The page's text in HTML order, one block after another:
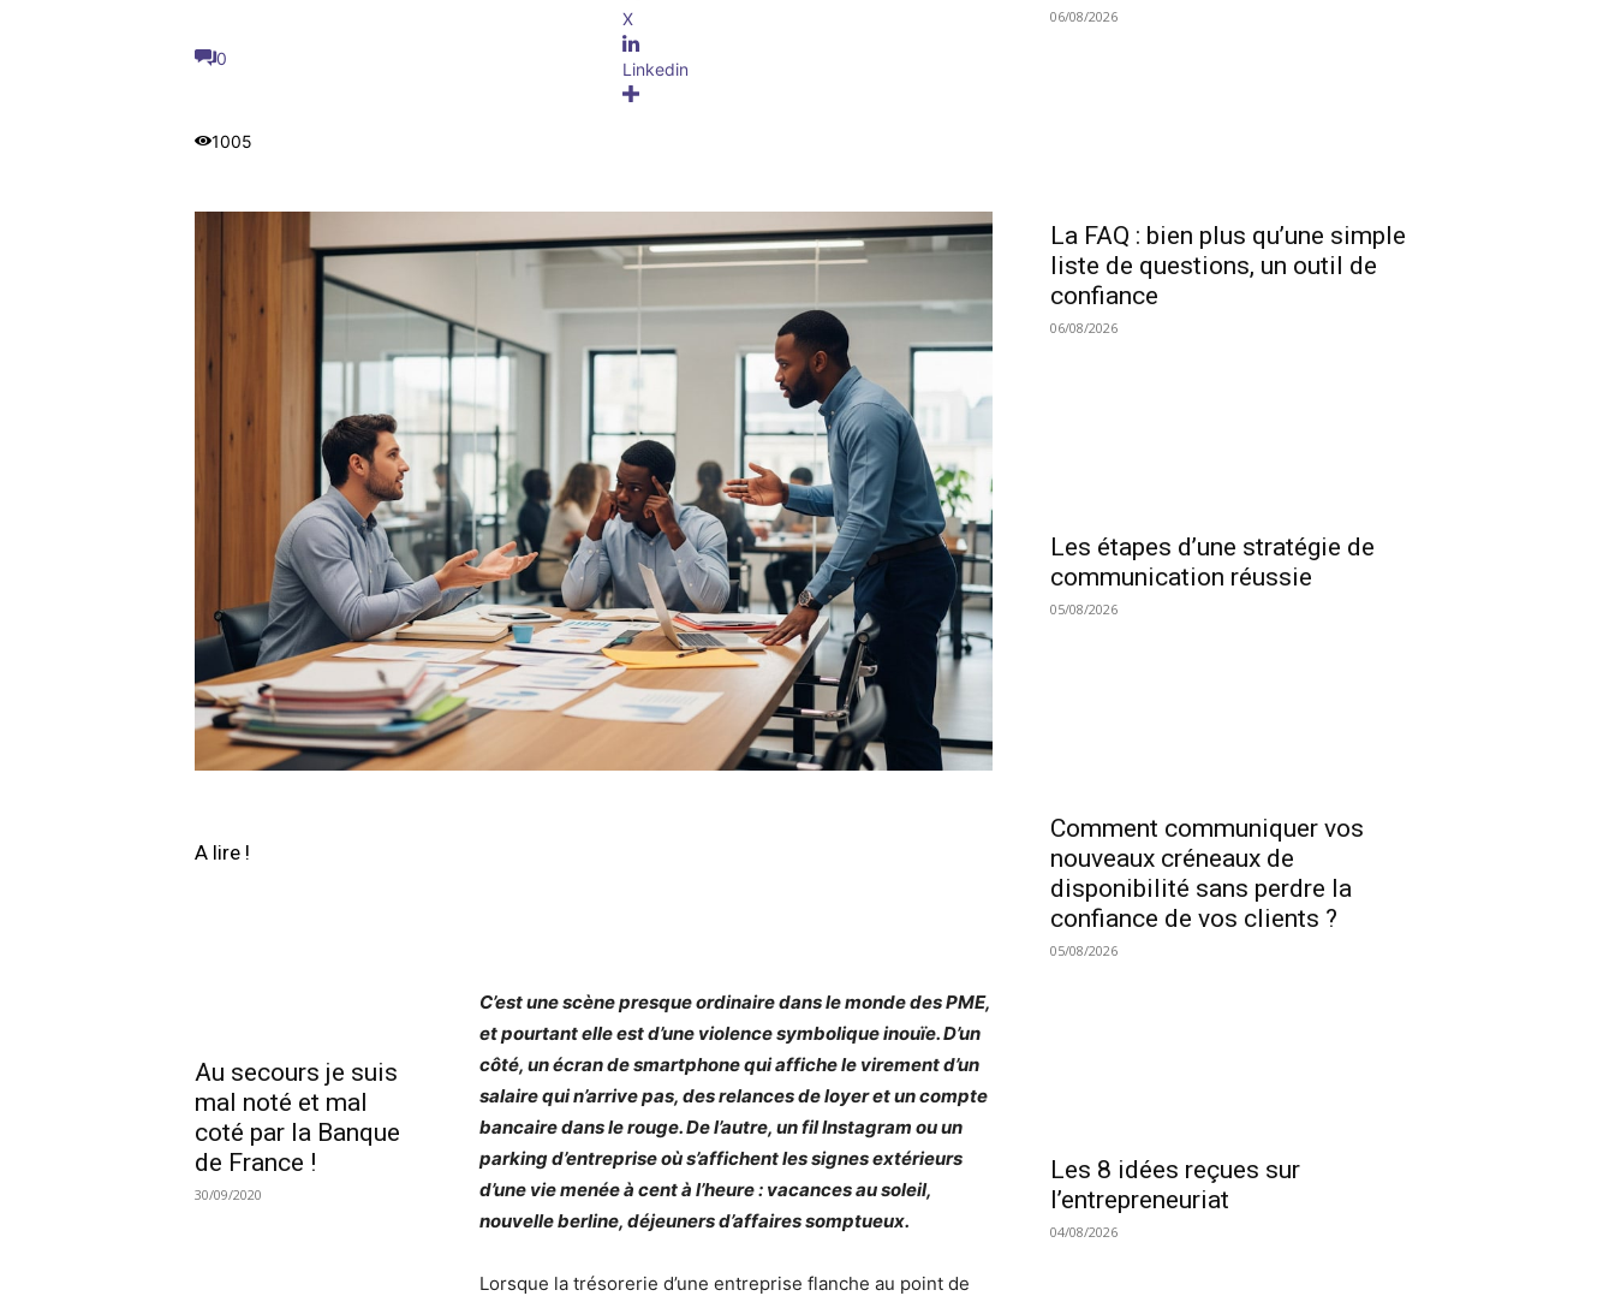
0
1005
X
Linkedin
A lire !
Au secours je suis
mal noté et mal
coté par la Banque
de France !
30/09/2020
C’est une scène presque ordinaire dans le monde des PME,
et pourtant elle est d’une violence symbolique inouïe. D’un
côté, un écran de smartphone qui affiche le virement d’un
salaire qui n’arrive pas, des relances de loyer et un compte
bancaire dans le rouge. De l’autre, un fil Instagram ou un
parking d’entreprise où s’affichent les signes extérieurs
d’une vie menée à cent à l’heure : vacances au soleil,
nouvelle berline, déjeuners d’affaires somptueux.
Lorsque la trésorerie d’une entreprise flanche au point de
06/08/2026
La FAQ : bien plus qu’une simple
liste de questions, un outil de
confiance
06/08/2026
Les étapes d’une stratégie de
communication réussie
05/08/2026
Comment communiquer vos
nouveaux créneaux de
disponibilité sans perdre la
confiance de vos clients ?
05/08/2026
Les 8 idées reçues sur
l’entrepreneuriat
04/08/2026